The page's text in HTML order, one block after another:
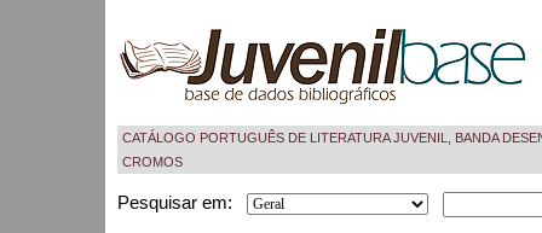
CATÁLOGO PORTUGUÊS DE LITERATURA JUVENIL, BANDA
CROMOS
Pesquisar em: